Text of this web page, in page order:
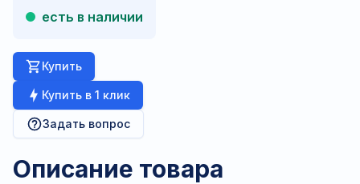
есть в наличии
Купить
Купить в 1 клик
Задать вопрос
Описание товара